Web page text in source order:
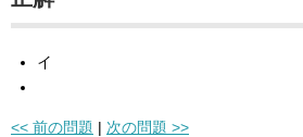
イ
<< 前の問題 | 次の問題 >>